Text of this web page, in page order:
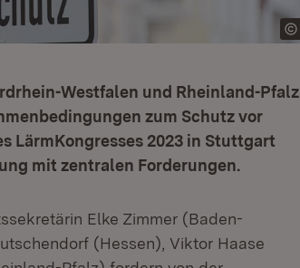
Westfalen und Rheinland-Pfalz
zum Schutz vor
LärmKongresses 2023 in Stuttgart
mit zentralen Forderungen.
Elke Zimmer (Baden-
(Hessen), Viktor Haase